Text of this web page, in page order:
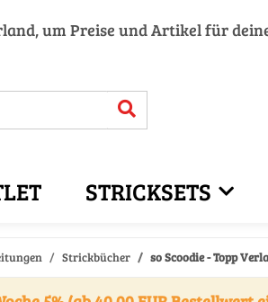
um Preise und Artikel für
STRICKSETS
Strickbücher so Scoodie - Topp